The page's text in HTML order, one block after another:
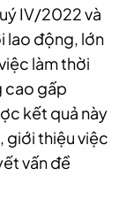
IV/2022 và
lao động, lớn
làm thời
cao gấp
kết quả này
giới thiệu việc
vấn đề